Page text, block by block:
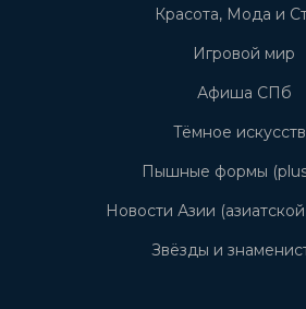
Красота, Мода и
Игровой мир
Афиша СПб
Тёмное
Пышные формы
Новости Азии (азиатской
Звёзды и